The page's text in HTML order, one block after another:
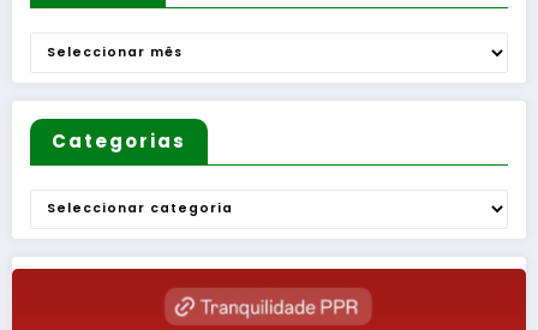
Arquivo
Categorias
Categorias